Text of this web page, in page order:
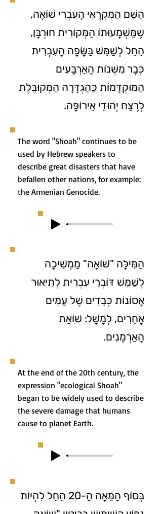
הַשֵּׁם הַמִּקְרָאִי הָעִבְרִי שׁוֹאָה,
שֶׁמַּשְׁמָעוּתוֹ הַמְּקוֹרִית חוּרְבָּן,
הֵחֵל לְשַׁמֵּשׁ בַּשָּׂפָה הָעִבְרִית
כְּבָר מִשְּׁנוֹת הָאַרְבָּעִים
הַמּוּקְדָּמוֹת כַּהַגְדָּרָה הַמְּקוּבֶּלֶת
לְרֶצַח יְהוּדֵי אֵירוֹפָּה.
The word "Shoah" continues to be
used by Hebrew speakers to
describe great disasters that have
befallen other nations, for example:
the Armenian Genocide.
הַמִּילָּה "שׁוֹאָה" מַמְשִׁיכָה
לְשַׁמֵּשׁ דּוֹבְרֵי עִבְרִית לְתֵיאוּר
אֲסוֹנוֹת כְּבֵדִים שֶׁל עַמִּים
אֲחֵרִים, לְמָשָׁל: שׁוֹאַת
הָאַרְמֶנִים.
At the end of the 20th century, the
expression "ecological Shoah"
began to be widely used to describe
the severe damage that humans
cause to planet Earth.
בְּסוֹף הַמֵּאָה הַ-20 הֵחֵל לִהְיוֹת